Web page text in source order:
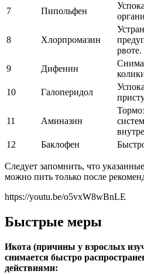
7
Пипольфен
8 Хлорпромазин
рвоте.
9
Дифенин
10
Галоперидол
11 Аминазин
12
Баклофен
Следует запомнить, что
можно пить только после
https://youtu.be/o5vxW8wBnLE
Быстрые меры
Икота (причины у взрослых
снимается быстро
действиями: